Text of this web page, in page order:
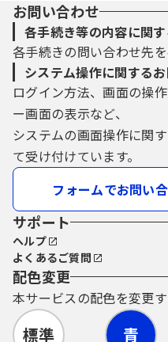
お問い合わせ
各手続き等の内容に関
各手続きの問い合わせ先
システム操作に関する
ログイン方法、画面の操
ー画面の表示など、
システムの画面操作に関
て受け付けています。
フォームでお問い
サポート
ヘルプ
よくあるご質問
配色変更
本サービスの配色を変更す
標準 青